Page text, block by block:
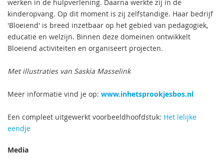
werken in de hulpverlening. Daarna werkte zij in de
kinderopvang. Op dit moment is zij zelfstandige. Haar bedrijf
'Bloeiend' is breed inzetbaar op het gebied van pedagogiek,
educatie en welzijn. Binnen deze domeinen ontwikkelt
Bloeiend activiteiten en organiseert projecten.
Met illustraties van Saskia Masselink
Meer informatie vind je op: www.inhetsprookjesbos.nl
Een compleet uitgewerkt voorbeeldhoofdstuk: Het lelijke
eendje
Media